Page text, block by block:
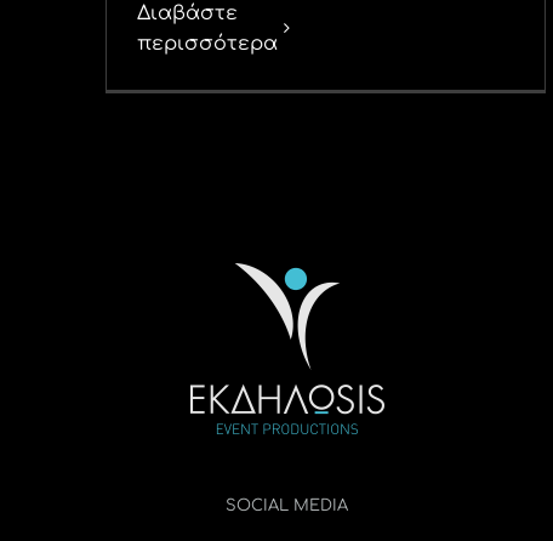
Διαβάστε
περισσότερα
SOCIAL MEDIA